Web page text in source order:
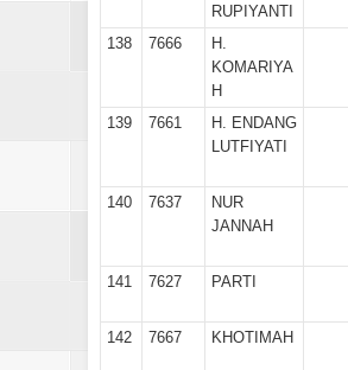
RUPIYANTI
138
7666
H.
KOMARIYA
H
139
7661
H. ENDANG
LUTFIYATI
140
7637
NUR
JANNAH
141
7627 PARTI
142
7667 KHOTIMAH